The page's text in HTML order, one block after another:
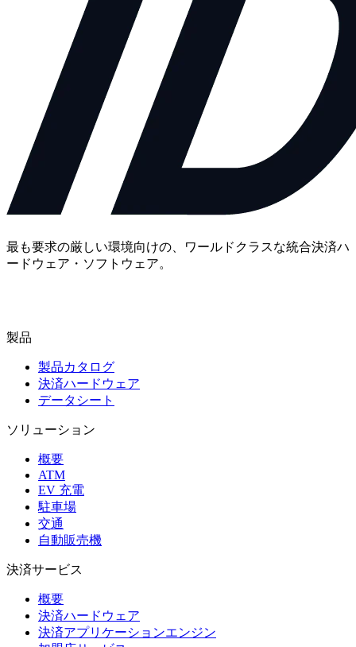
最も要求の厳しい環境向けの、ワールドクラスな統合決済ハ
ードウェア・ソフトウェア。
製品
製品カタログ
決済ハードウェア
データシート
ソリューション
概要
ATM
EV 充電
駐車場
交通
自動販売機
決済サービス
概要
決済ハードウェア
決済アプリケーションエンジン